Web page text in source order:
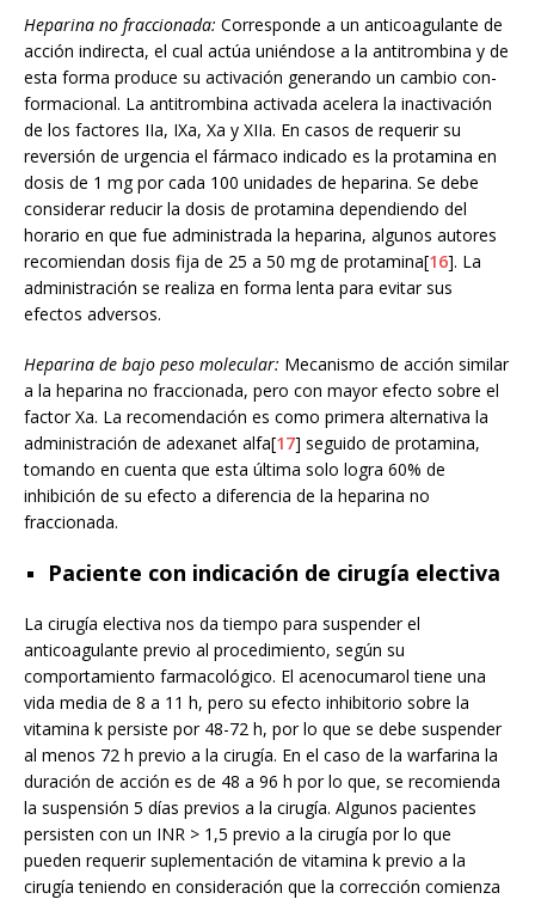
Heparina no fraccionada: Corresponde a un anticoagulante de
acción indirecta, el cual actúa uniéndose a la antitrombina y de
esta forma produce su activación generando un cambio con-
formacional. La antitrombina activada acelera la inactivación
de los factores IIa, IXa, Xa y XIIa. En casos de requerir su
reversión de urgencia el fármaco indicado es la protamina en
dosis de 1 mg por cada 100 unidades de heparina. Se debe
considerar reducir la dosis de protamina dependiendo del
horario en que fue administrada la heparina, algunos autores
recomiendan dosis fija de 25 a 50 mg de protamina[16]. La
administración se realiza en forma lenta para evitar sus
efectos adversos.
Heparina de bajo peso molecular: Mecanismo de acción similar
a la heparina no fraccionada, pero con mayor efecto sobre el
factor Xa. La recomendación es como primera alternativa la
administración de adexanet alfa[17] seguido de protamina,
tomando en cuenta que esta última solo logra 60% de
inhibición de su efecto a diferencia de la heparina no
fraccionada.
Paciente con indicación de cirugía electiva
La cirugía electiva nos da tiempo para suspender el
anticoagulante previo al procedimiento, según su
comportamiento farmacológico. El acenocumarol tiene una
vida media de 8 a 11 h, pero su efecto inhibitorio sobre la
vitamina k persiste por 48-72 h, por lo que se debe suspender
al menos 72 h previo a la cirugía. En el caso de la warfarina la
duración de acción es de 48 a 96 h por lo que, se recomienda
la suspensión 5 días previos a la cirugía. Algunos pacientes
persisten con un INR > 1,5 previo a la cirugía por lo que
pueden requerir suplementación de vitamina k previo a la
cirugía teniendo en consideración que la corrección comienza